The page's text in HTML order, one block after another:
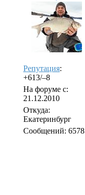
Репутация:
+613/–8
На форуме с:
21.12.2010
Откуда:
Екатеринбург
Сообщений: 6578